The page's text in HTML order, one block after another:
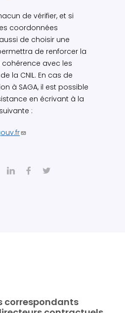
de vérifier, et si
coordonnées
de choisir une
de renforcer la
avec les
la CNIL. En cas de
à SAGA, il est possible
en écrivant à la
:
correspondants